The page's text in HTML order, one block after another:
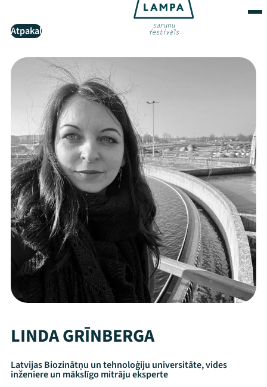
Atpakaļ
LINDA GRĪNBERGA
Latvijas Biozinātņu un tehnoloģiju universitāte, vides
inženiere un mākslīgo mitrāju eksperte